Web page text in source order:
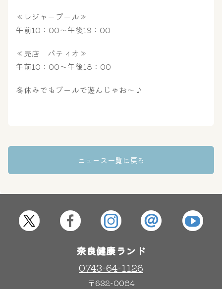
サウナ・岩盤浴
奈良わんぱくランド
≪レジャープール≫
午前10：00～午後19：00
≪売店 パティオ≫
午前10：00～午後18：00
冬休みでもプールで遊んじゃお～♪
ニュース一覧に戻る
奈良健康ランド
0743-64-1126
〒632-0084